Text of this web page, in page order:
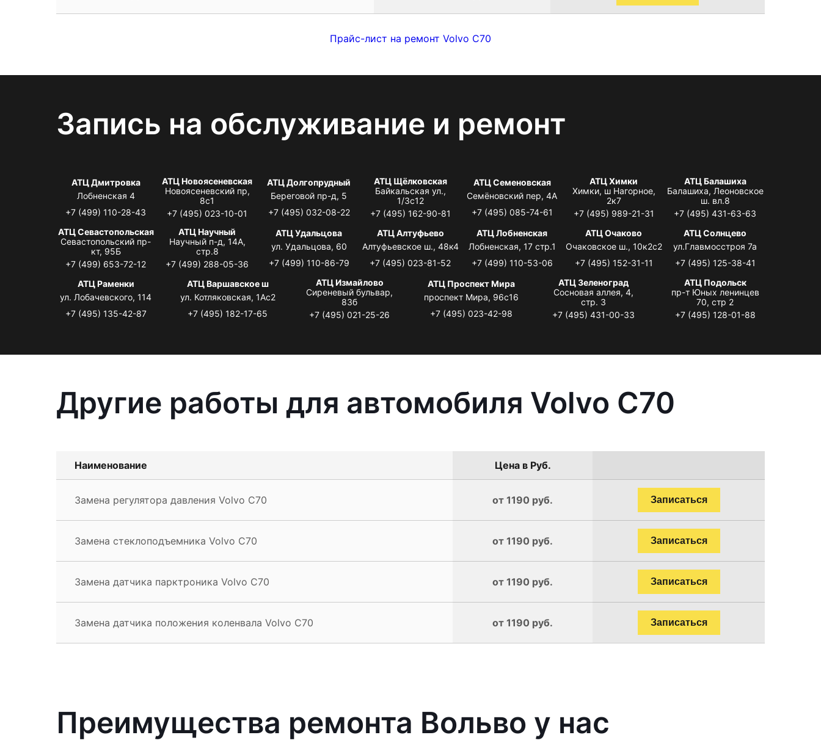
Прайс-лист на ремонт Volvo C70
Запись на обслуживание и ремонт
АТЦ Дмитровка
Лобненская 4
+7 (499) 110-28-43
АТЦ Новоясеневская
Новоясеневский пр,
8с1
+7 (495) 023-10-01
АТЦ Долгопрудный
Береговой пр-д, 5
+7 (495) 032-08-22
АТЦ Щёлковская
Байкальская ул.,
1/3с12
+7 (495) 162-90-81
АТЦ Семеновская
Семёновский пер, 4А
+7 (495) 085-74-61
АТЦ Химки
Химки, ш Нагорное,
2к7
+7 (495) 989-21-31
АТЦ Балашиха
Балашиха, Леоновское
ш. вл.8
+7 (495) 431-63-63
АТЦ Севастопольская
Севастопольский пр-
кт, 95Б
+7 (499) 653-72-12
АТЦ Научный
Научный п-д, 14А,
стр.8
+7 (499) 288-05-36
АТЦ Удальцова
ул. Удальцова, 60
+7 (499) 110-86-79
АТЦ Алтуфьево
Алтуфьевское ш., 48к4
+7 (495) 023-81-52
АТЦ Лобненская
Лобненская, 17 стр.1
+7 (499) 110-53-06
АТЦ Очаково
Очаковское ш., 10к2с2
+7 (495) 152-31-11
АТЦ Солнцево
ул.Главмосстроя 7а
+7 (495) 125-38-41
АТЦ Раменки
ул. Лобачевского, 114
+7 (495) 135-42-87
АТЦ Варшавское ш
ул. Котляковская, 1Ас2
+7 (495) 182-17-65
АТЦ Измайлово
Сиреневый бульвар,
83б
+7 (495) 021-25-26
АТЦ Проспект Мира
проспект Мира, 96с16
+7 (495) 023-42-98
АТЦ Зеленоград
Сосновая аллея, 4,
стр. 3
+7 (495) 431-00-33
АТЦ Подольск
пр-т Юных ленинцев
70, стр 2
+7 (495) 128-01-88
Другие работы для автомобиля Volvo C70
Наименование Цена в Руб.
Замена регулятора давления Volvo C70 от 1190 руб. Записаться
Замена стеклоподъемника Volvo C70 от 1190 руб. Записаться
Замена датчика парктроника Volvo C70 от 1190 руб. Записаться
Замена датчика положения коленвала Volvo C70 от 1190 руб. Записаться
Преимущества ремонта Вольво у нас